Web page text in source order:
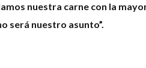
nuestra carne con la
será nuestro asunto”.